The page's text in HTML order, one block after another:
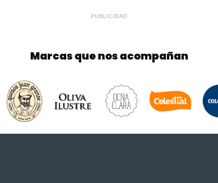
PUBLICIDAD
Marcas que nos acompañan